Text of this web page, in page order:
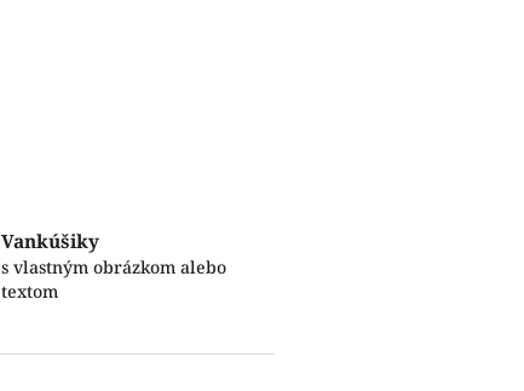
Vankúšiky
s vlastným obrázkom alebo
textom